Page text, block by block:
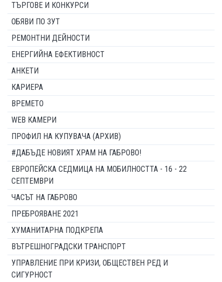
ТЪРГОВЕ И КОНКУРСИ
ОБЯВИ ПО ЗУТ
РЕМОНТНИ ДЕЙНОСТИ
ЕНЕРГИЙНА ЕФЕКТИВНОСТ
АНКЕТИ
КАРИЕРА
ВРЕМЕТО
WEB КАМЕРИ
ПРОФИЛ НА КУПУВАЧА (АРХИВ)
#ДАБЪДЕ НОВИЯТ ХРАМ НА ГАБРОВО!
ЕВРОПЕЙСКА СЕДМИЦА НА МОБИЛНОСТТА - 16 - 22
СЕПТЕМВРИ
ЧАСЪТ НА ГАБРОВО
ПРЕБРОЯВАНЕ 2021
ХУМАНИТАРНА ПОДКРЕПА
ВЪТРЕШНОГРАДСКИ ТРАНСПОРТ
УПРАВЛЕНИЕ ПРИ КРИЗИ, ОБЩЕСТВЕН РЕД И
СИГУРНОСТ